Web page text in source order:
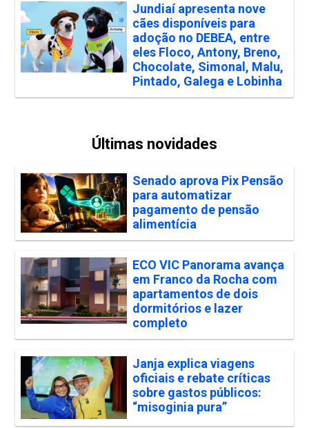
Jundiaí apresenta nove
cães disponíveis para
adoção no DEBEA, entre
eles Floco, Antony, Breno,
Chocolate, Simonal, Malu,
Pintado, Galega e Lobinha
Últimas novidades
Senado aprova Pix Pensão
para automatizar
pagamento de pensão
alimentícia
ECO VIC Panorama avança
em Franco da Rocha com
apartamentos de dois
dormitórios e lazer
completo
Janja explica viagens
oficiais e rebate críticas
sobre gastos públicos:
“misoginia pura”